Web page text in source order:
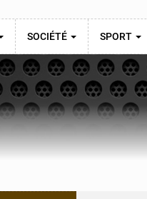
SOCIÉTÉ SPORT